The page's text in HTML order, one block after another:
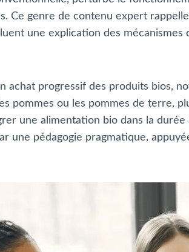
Ce genre de contenu expert
une explication des
achat progressif des produits bios,
pommes ou les pommes de terre,
une alimentation bio dans la
une pédagogie pragmatique,